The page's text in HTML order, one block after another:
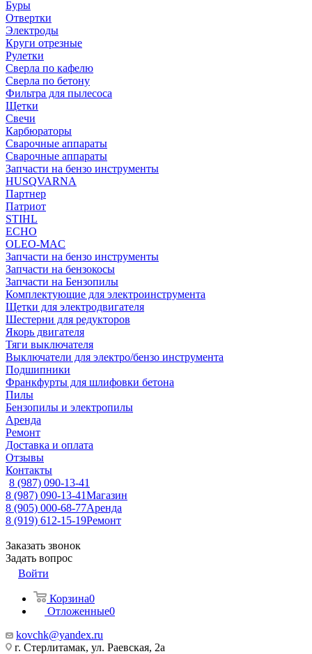
Буры
Отвертки
Электроды
Круги отрезные
Рулетки
Сверла по кафелю
Сверла по бетону
Фильтра для пылесоса
Щетки
Свечи
Карбюраторы
Сварочные аппараты
Сварочные аппараты
Запчасти на бензо инструменты
HUSQVARNA
Партнер
Патриот
STIHL
ECHO
OLEO-MAC
Запчасти на бензо инструменты
Запчасти на бензокосы
Запчасти на Бензопилы
Комплектующие для электроинструмента
Щетки для электродвигателя
Шестерни для редукторов
Якорь двигателя
Тяги выключателя
Выключатели для электро/бензо инструмента
Подшипники
Франкфурты для шлифовки бетона
Пилы
Бензопилы и электропилы
Аренда
Ремонт
Доставка и оплата
Отзывы
Контакты
8 (987) 090-13-41
8 (987) 090-13-41Магазин
8 (905) 000-68-77Аренда
8 (919) 612-15-19Ремонт
Заказать звонок
Задать вопрос
Войти
Корзина0
Отложенные0
kovchk@yandex.ru
г. Стерлитамак, ул. Раевская, 2а